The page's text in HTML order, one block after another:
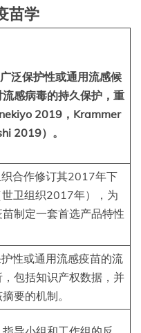
苗学
泛保护性或通用流感候
感病毒的持久保护，重
2019，Krammer
2019）。
合作修订其2017年下
卫组织2017年），为
制定一套首选产品特性
性或通用流感疫苗的流
包括知识产权数据，并
要的机制。